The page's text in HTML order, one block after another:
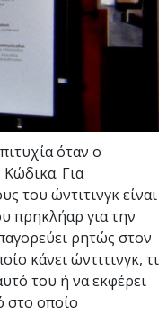
όταν ο
Για
του ώντιτινγκ είναι
πρηκλήαρ για την
ρητώς στον
κάνει ώντιτινγκ, τι
του ή να εκφέρει
στο οποίο